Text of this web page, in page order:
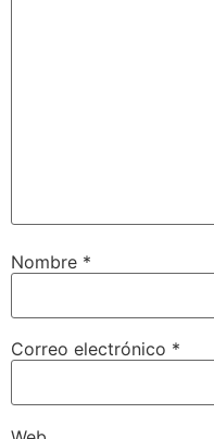
Nombre *
Correo electrónico *